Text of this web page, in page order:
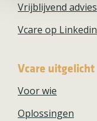
Vrijblijvend advies
Vcare op Linkedin
Vcare uitgelicht
Voor wie
Oplossingen